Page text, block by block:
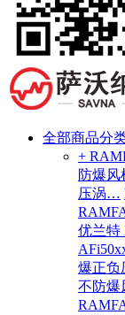
全部商品分
+
防爆风
压涡…
优兰特
爆正
不防爆